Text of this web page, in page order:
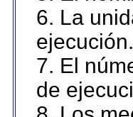
6. La
ejecución.
7. El
de